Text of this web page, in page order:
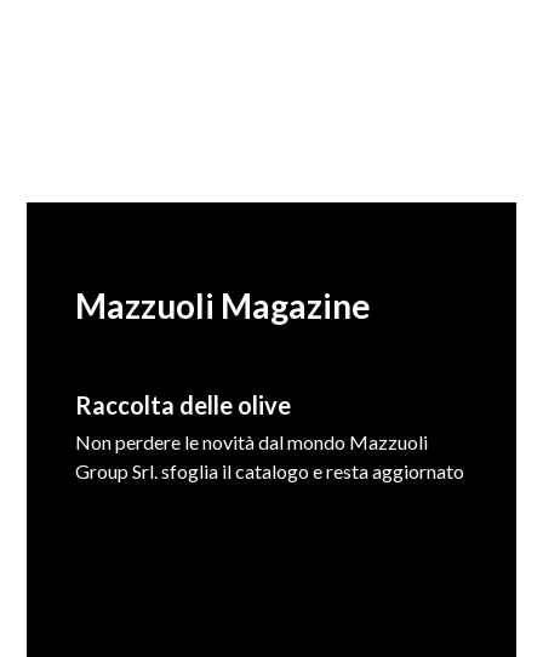
Mazzuoli Magazine
Raccolta delle olive
Non perdere le novità dal mondo Mazzuoli
Group Srl. sfoglia il catalogo e resta aggiornato